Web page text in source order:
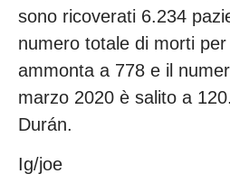
sono ricoverati 6.234
numero totale di morti
ammonta a 778 e il
marzo 2020 è salito a
Durán.
Ig/joe